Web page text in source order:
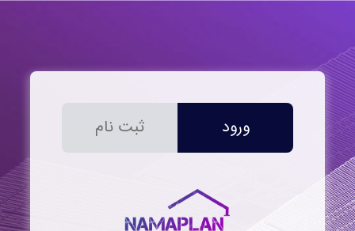
ورود ثبت نام